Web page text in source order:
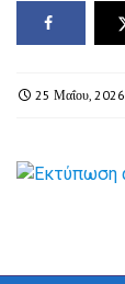
25 Μαΐου, 2026